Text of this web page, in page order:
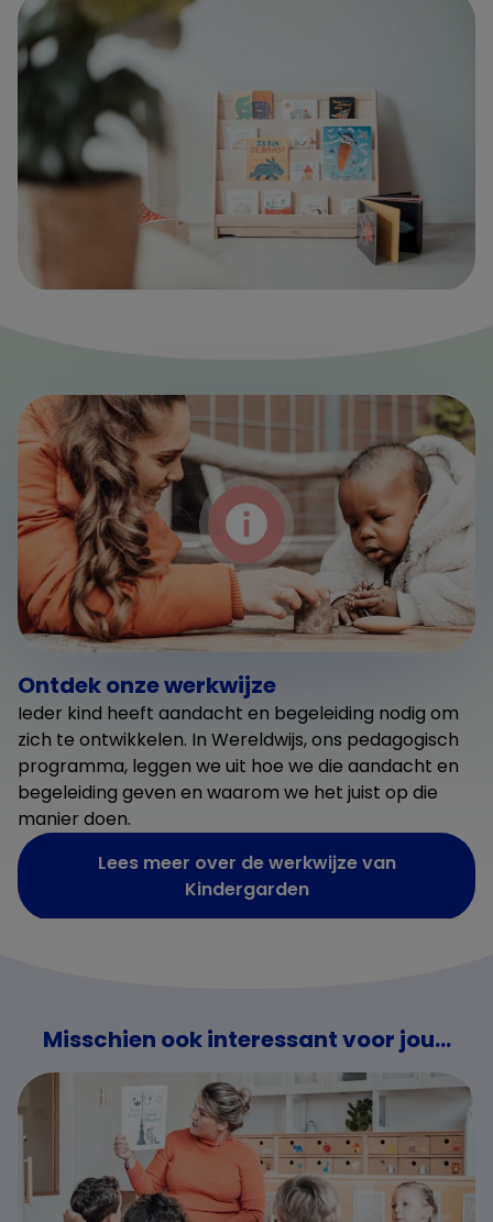
Ontdek onze werkwijze
Ieder kind heeft aandacht en begeleiding nodig om
zich te ontwikkelen. In Wereldwijs, ons pedagogisch
programma, leggen we uit hoe we die aandacht en
begeleiding geven en waarom we het juist op die
manier doen.
Lees meer over de werkwijze van
Kindergarden
Misschien ook interessant voor jou...